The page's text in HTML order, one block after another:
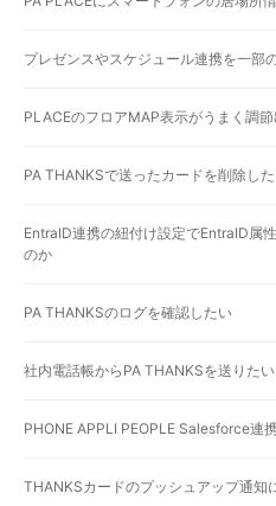
プレゼンスやスケジュール連携を一部
PLACEのフロアMAP表示がうまく調
PA THANKSで送ったカードを削除し
EntraID連携の紐付け設定でEntraID属
のか
PA THANKSのログを確認したい
社内電話帳からPA THANKSを送りたい
PHONE APPLI PEOPLE Salesforce連
THANKSカードのプッシュアップ通知